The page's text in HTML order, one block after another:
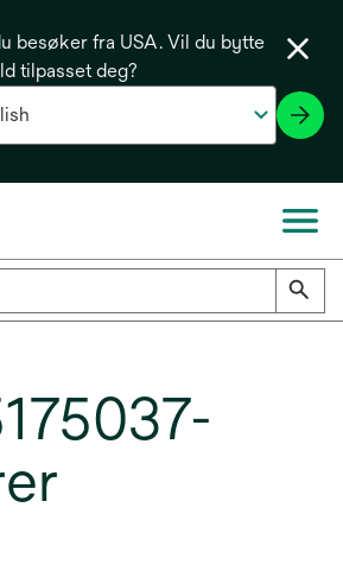
besøker fra USA. Vil du bytte
tilpasset deg?